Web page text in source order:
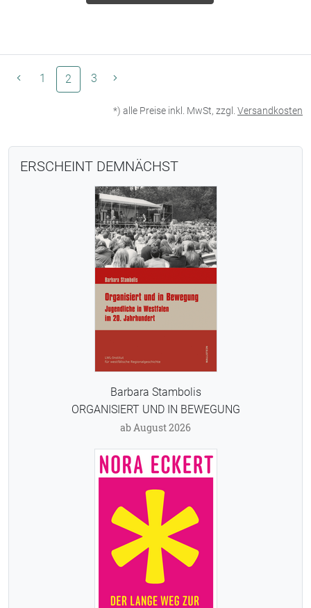
1 2 (aktuelle Seite)
3
*) alle Preise inkl. MwSt, zzgl. Versandkosten
ERSCHEINT DEMNÄCHST
Barbara Stambolis
ORGANISIERT UND IN BEWEGUNG
ab August 2026